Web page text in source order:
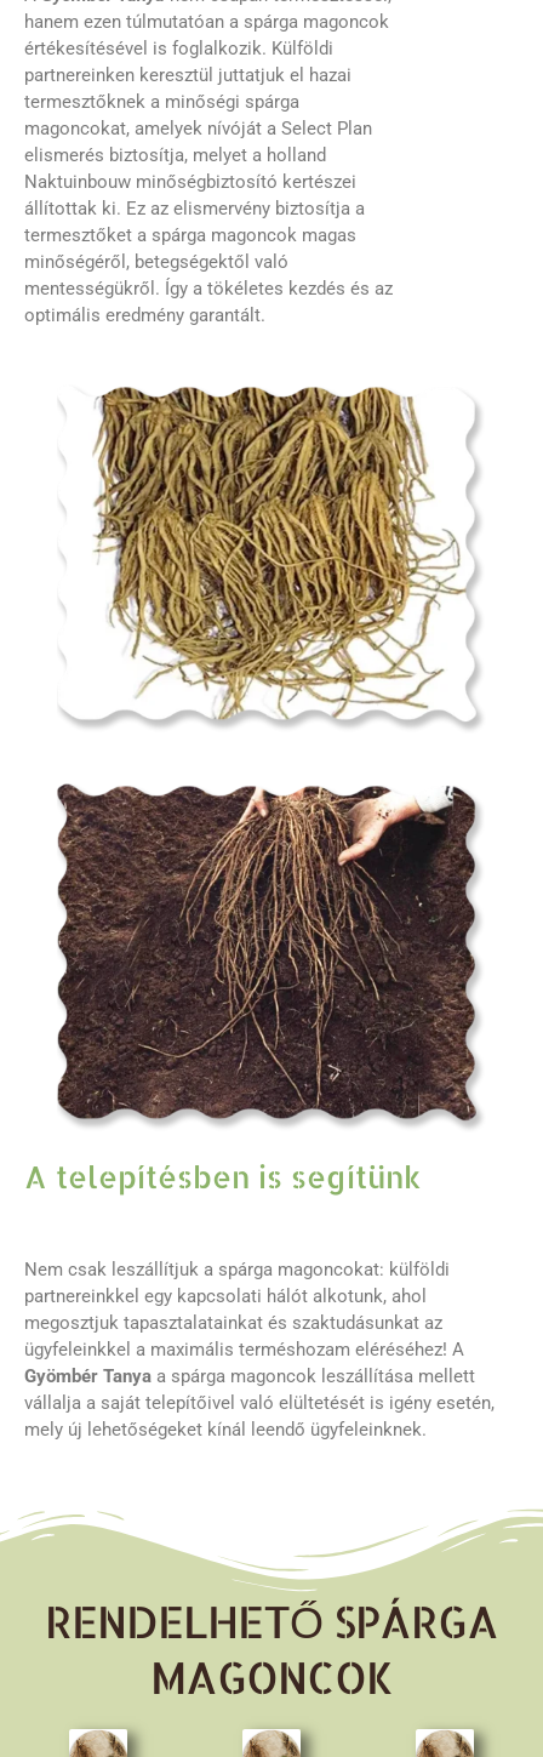
hanem ezen túlmutatóan a spárga magoncok
értékesítésével is foglalkozik. Külföldi
partnereinken keresztül juttatjuk el hazai
termesztőknek a minőségi spárga
magoncokat, amelyek nívóját a Select Plan
elismerés biztosítja, melyet a holland
Naktuinbouw minőségbiztosító kertészei
állítottak ki. Ez az elismervény biztosítja a
termesztőket a spárga magoncok magas
minőségéről, betegségektől való
mentességükről. Így a tökéletes kezdés és az
optimális eredmény garantált.
A telepítésben is segítünk
Nem csak leszállítjuk a spárga magoncokat: külföldi
partnereinkkel egy kapcsolati hálót alkotunk, ahol
megosztjuk tapasztalatainkat és szaktudásunkat az
ügyfeleinkkel a maximális terméshozam eléréséhez! A
Gyömbér Tanya a spárga magoncok leszállítása mellett
vállalja a saját telepítőivel való elültetését is igény esetén,
mely új lehetőségeket kínál leendő ügyfeleinknek.
RENDELHETŐ SPÁRGA
MAGONCOK